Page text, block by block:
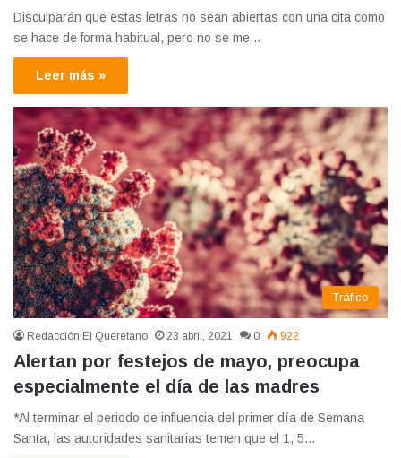
Disculparán que estas letras no sean abiertas con una cita como
se hace de forma habitual, pero no se me…
Leer más »
Tráfico
Redacción El Queretano 23 abril, 2021 0 922
Alertan por festejos de mayo, preocupa
especialmente el día de las madres
*Al terminar el periodo de influencia del primer día de Semana
Santa, las autoridades sanitarias temen que el 1, 5…